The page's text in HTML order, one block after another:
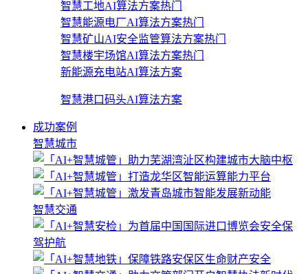
智慧工地AI算法方案热门
智慧能源电厂AI算法方案热门
智慧矿山AI安全监管算法方案热门
智慧楼宇场馆AI算法方案热门
新能源充电站AI算法方案
智慧港口码头AI算法方案
成功案例
智慧城市
智慧交通